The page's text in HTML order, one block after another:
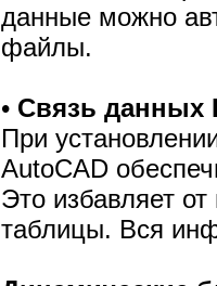
данные можно
файлы.
• Связь данных
При
AutoCAD
Это избавляет
таблицы. Вся